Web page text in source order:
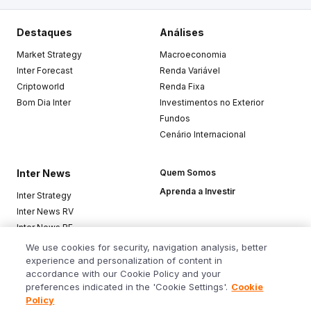
Destaques
Market Strategy
Inter Forecast
Criptoworld
Bom Dia Inter
Análises
Macroeconomia
Renda Variável
Renda Fixa
Investimentos no Exterior
Fundos
Cenário Internacional
Inter News
Inter Strategy
Inter News RV
Inter News RF
Top Funds
Quem Somos
Aprenda a Investir
Baixe o app
We use cookies for security, navigation analysis, better
experience and personalization of content in
accordance with our Cookie Policy and your
preferences indicated in the 'Cookie Settings'. Cookie
Policy